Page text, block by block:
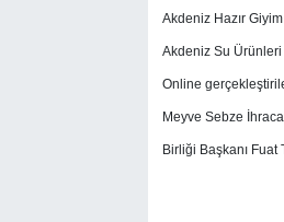
Akdeniz Hazır
Akdeniz Su Ürünleri
Online
Meyve Sebze
Birliği Başkanı Fuat